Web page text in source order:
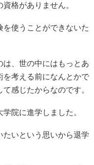
格がありません。
を使うことができないた
は、世の中にはもっとあ
を考える前になんとかで
感じたからなのです。
院に進学しました。
たいという思いから退学